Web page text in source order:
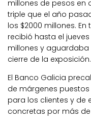
millones de pesos en
triple que el año
los $2000 millones.
recibió hasta el
millones y aguardaba
cierre de la exposición.
El Banco Galicia
de márgenes
para los clientes y de
concretas por más